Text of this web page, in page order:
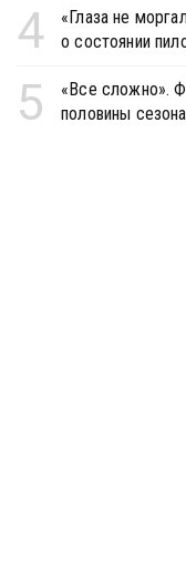
4
«Глаза не
о состоянии
5
«Все сложно».
половины сезона